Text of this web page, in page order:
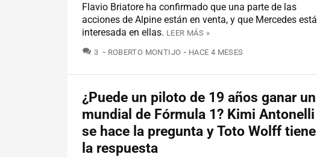
Flavio Briatore ha confirmado que una parte de las
acciones de Alpine están en venta, y que Mercedes está
interesada en ellas. LEER MÁS »
3 COMENTARIOS
ROBERTO MONTIJO HACE 4 MESES
¿Puede un piloto de 19 años ganar un
mundial de Fórmula 1? Kimi Antonelli
se hace la pregunta y Toto Wolff tiene
la respuesta